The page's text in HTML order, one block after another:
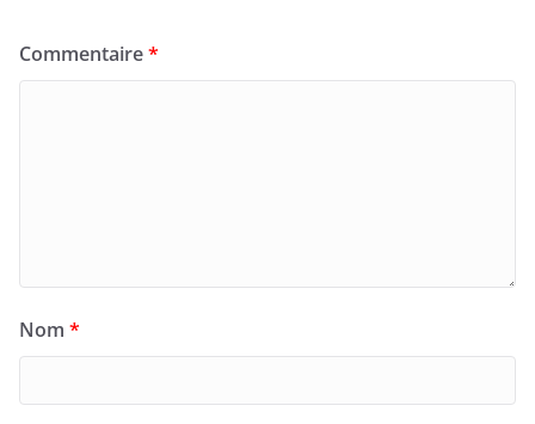
Commentaire*
Nom *